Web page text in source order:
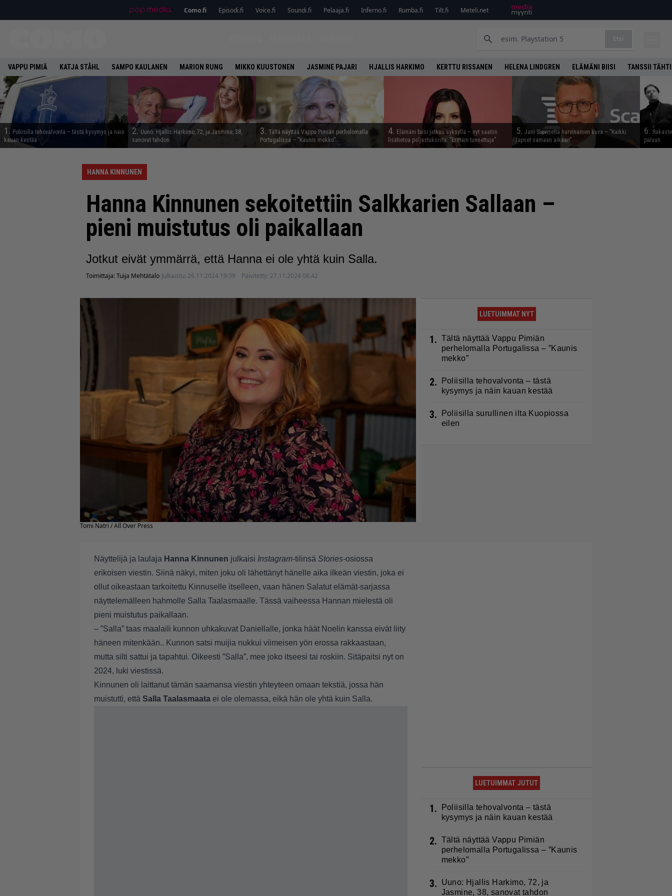
Como.fi Episodi.fi Voice.fi Soundi.fi Pelaaja.fi Inferno.fi Rumba.fi Tilt.fi Meteli.net
VAPPU PIMIÄ KATJA STÅHL SAMPO KAULANEN MARION RUNG MIKKO KUUSTONEN JASMINE PAJARI HJALLIS HARKIMO KERTTU RISSANEN HELENA LINDGREN ELÄMÄNI BIISI TANSSII
1. Poliisilla tehovalvonta – tästä kysymys ja näin
kauan kestää
2. Uuno: Hjallis Harkimo, 72, ja Jasmine, 38,
sanovat tahdon
3. Tältä näyttää Vappu Pimiän perhelomalla
Portugalissa – ”Kaunis mekko”
4. Elämäni biisi jatkuu syksyllä – nyt saatiin
lisätietoa paljastuksista: ”Erittäin tunnettuja”
5. Jani Sieviseltä harvinainen kuva – ”Kaikki
lapset samaan aikaan”
6.
paluun
HANNA KINNUNEN
Hanna Kinnunen sekoitettiin Salkkarien Sallaan –
pieni muistutus oli paikallaan
Jotkut eivät ymmärrä, että Hanna ei ole yhtä kuin Salla.
Toimittaja:Tuija Mehtätalo Julkaistu: 26.11.2024 19:39 Päivitetty: 27.11.2024 06:42
Tomi Natri / All Over Press
LUETUIMMAT NYT
1. Tältä näyttää Vappu Pimiän
perhelomalla Portugalissa – ”Kaunis
mekko”
2.
Poliisilla tehovalvonta – tästä
kysymys ja näin kauan kestää
3.
Poliisilla surullinen ilta Kuopiossa
eilen
Näyttelijä ja laulaja Hanna Kinnunen julkaisi Instagram-tilinsä Stories-osiossa
erikoisen viestin. Siinä näkyi, miten joku oli lähettänyt hänelle aika ilkeän viestin, joka ei
ollut oikeastaan tarkoitettu Kinnuselle itselleen, vaan hänen Salatut elämät-sarjassa
näyttelemälleen hahmolle Salla Taalasmaalle. Tässä vaiheessa Hannan mielestä oli
pieni muistutus paikallaan.
– ”Salla” taas maalaili kunnon uhkakuvat Daniellalle, jonka häät Noelin kanssa eivät liity
häneen mitenkään.. Kunnon satsi muijia nukkui viimeisen yön erossa rakkaastaan,
mutta silti sattui ja tapahtui. Oikeesti ”Salla”, mee joko itseesi tai roskiin. Sitäpaitsi nyt on
2024, luki viestissä.
Kinnunen oli laittanut tämän saamansa viestin yhteyteen omaan tekstiä, jossa hän
muistutti, että Salla Taalasmaata ei ole olemassa, eikä hän ole yhtä kuin Salla.
LUETUIMMAT JUTUT
1.
Poliisilla tehovalvonta – tästä
kysymys ja näin kauan kestää
2. Tältä näyttää Vappu Pimiän
perhelomalla Portugalissa – ”Kaunis
mekko”
3.
Uuno: Hjallis Harkimo, 72, ja
Jasmine, 38, sanovat tahdon